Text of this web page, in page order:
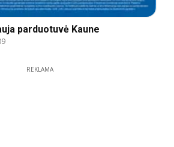
parduotuvė Kaune
REKLAMA